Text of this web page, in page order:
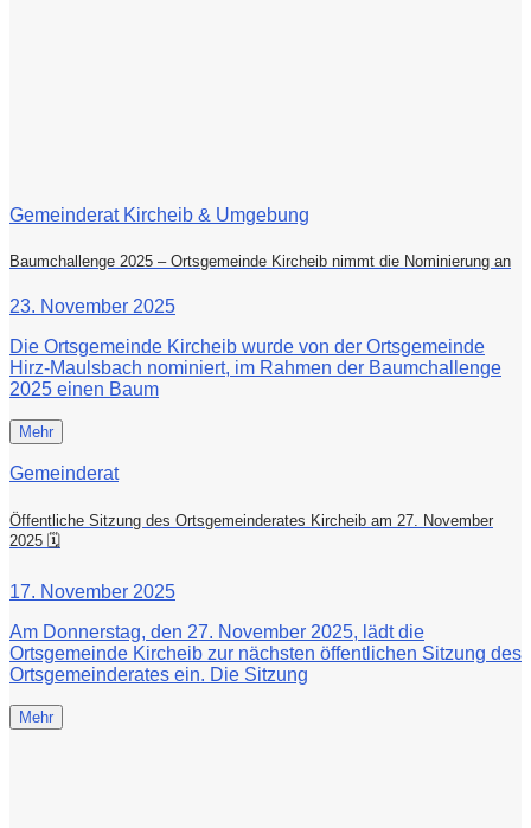
Gemeinderat Kircheib & Umgebung
Baumchallenge 2025 – Ortsgemeinde Kircheib nimmt die Nominierung an
23. November 2025
Die Ortsgemeinde Kircheib wurde von der Ortsgemeinde
Hirz-Maulsbach nominiert, im Rahmen der Baumchallenge
2025 einen Baum
Mehr
Gemeinderat
Öffentliche Sitzung des Ortsgemeinderates Kircheib am 27. November
2025 🗓
17. November 2025
Am Donnerstag, den 27. November 2025, lädt die
Ortsgemeinde Kircheib zur nächsten öffentlichen Sitzung des
Ortsgemeinderates ein. Die Sitzung
Mehr